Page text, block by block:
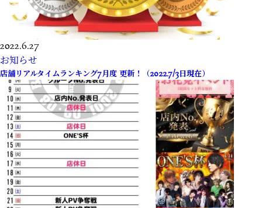
2022.6.27
お知らせ
店舗リアルタイムランキング7月度 更新！（2022.7/3日現在）